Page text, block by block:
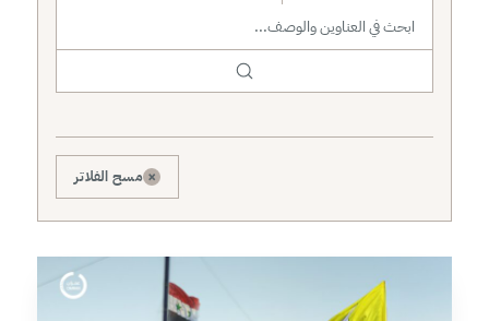
نطاق البحث
× مسح الفلاتر